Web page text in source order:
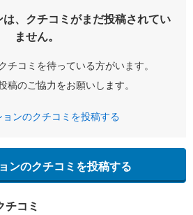
、クチコミがまだ投稿されてい
ません。
チコミを待っている方がいます。
稿のご協力をお願いします。
ンのクチコミを投稿する
ンのクチコミを投稿する
チコミ